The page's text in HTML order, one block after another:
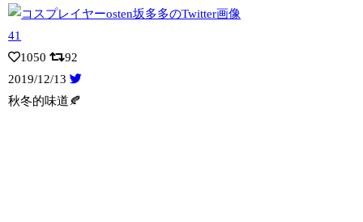
1050
92
2019/12/13
秋冬的味道🍂